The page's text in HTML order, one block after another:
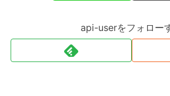
api-userをフォロー